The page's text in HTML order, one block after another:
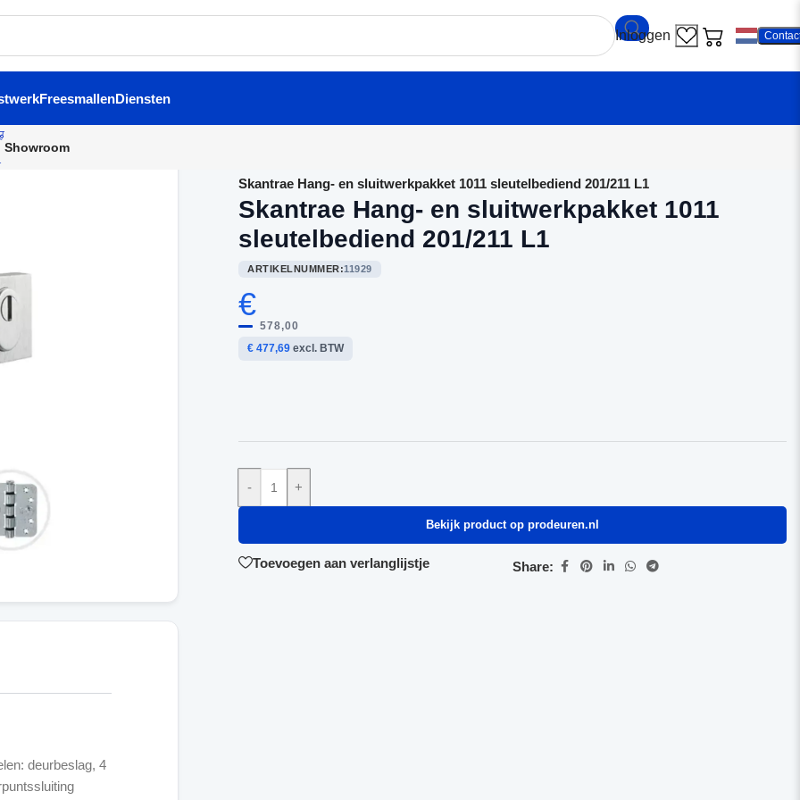
FreesmallenDiensten
Showroom
deurbeslag, 4
Skantrae Hang- en sluitwerkpakket 1011 sleutelbediend 201/211 L1
Skantrae Hang- en sluitwerkpakket 1011
sleutelbediend 201/211 L1
ARTIKELNUMMER:11929
€
578,00
€ 477,69 excl. BTW
- +
Bekijk product op prodeuren.nl
Toevoegen aan verlanglijstje Share: